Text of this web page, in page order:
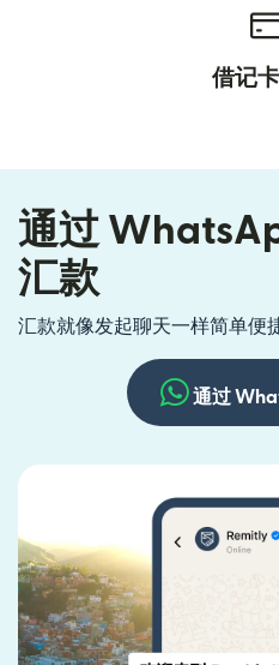
借记
通过
汇款
汇款就像发起聊天一样简单便
通过